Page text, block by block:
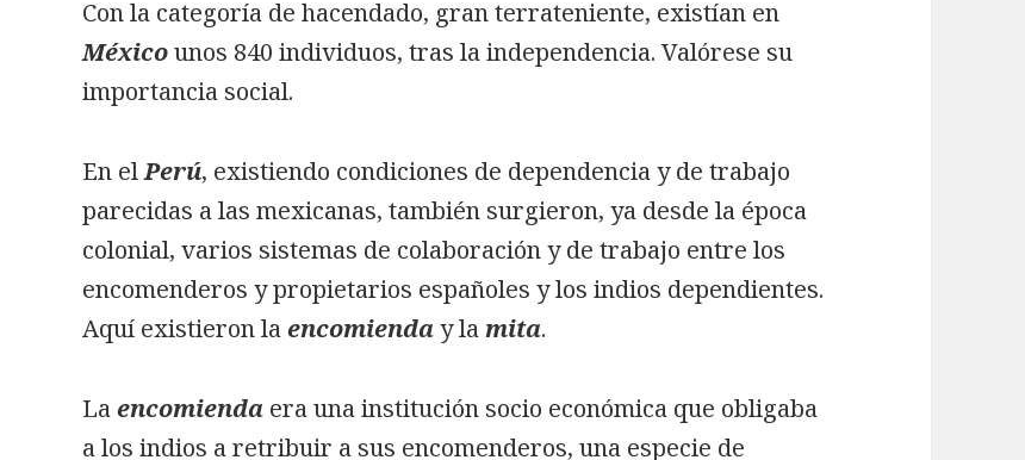
Con la categoría de hacendado, gran terrateniente, existían en
Méxicounos 840 individuos, tras la independencia. Valórese su
importancia social.
En elPerú, existiendo condiciones de dependencia y de trabajo
parecidas a las mexicanas, también surgieron, ya desde la época
colonial, varios sistemas de colaboración y de trabajo entre los
encomenderos y propietarios españoles y los indios dependientes.
Aquí existieron laencomienday lamita.
Laencomienda era una institución socio económica que obligaba
a los indios a retribuir a sus encomenderos, una especie de